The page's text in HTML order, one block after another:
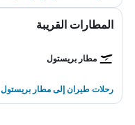
المطارات القريبة
مطار بريستول
رحلات طيران إلى مطار بريستول